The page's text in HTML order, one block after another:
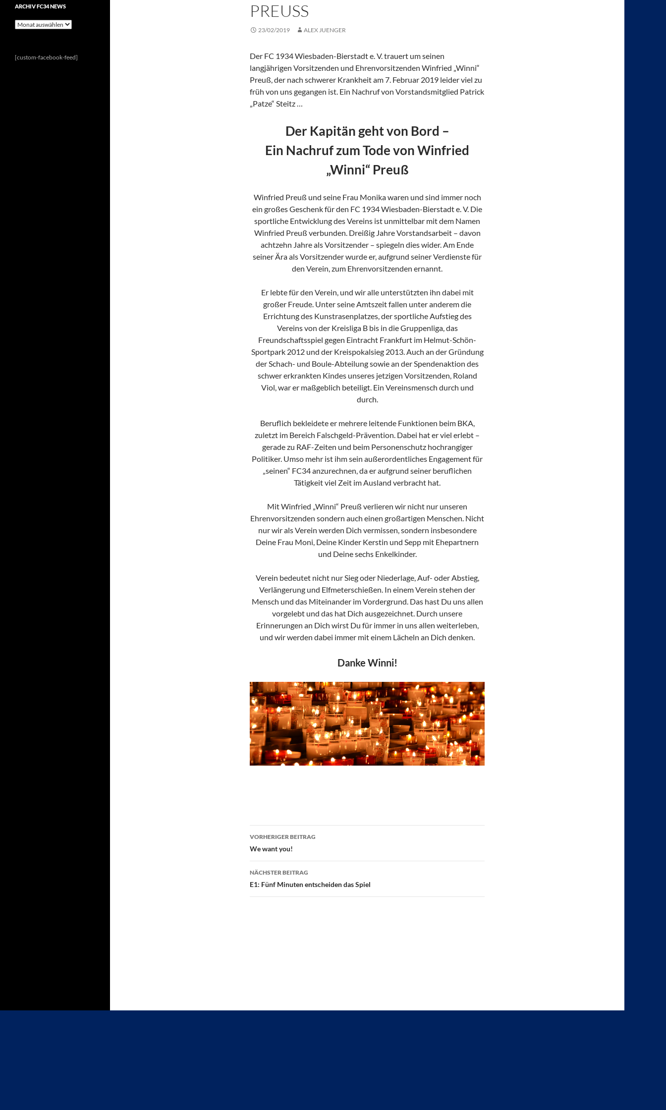
PREUSS
23/02/2019 ALEX JUENGER
Der FC 1934 Wiesbaden-Bierstadt e. V. trauert um seinen
langjährigen Vorsitzenden und Ehrenvorsitzenden Winfried „Winni“
Preuß, der nach schwerer Krankheit am 7. Februar 2019 leider viel zu
früh von uns gegangen ist. Ein Nachruf von Vorstandsmitglied Patrick
„Patze“ Steitz …
Der Kapitän geht von Bord –
Ein Nachruf zum Tode von Winfried
„Winni“ Preuß
Winfried Preuß und seine Frau Monika waren und sind immer noch
ein großes Geschenk für den FC 1934 Wiesbaden-Bierstadt e. V. Die
sportliche Entwicklung des Vereins ist unmittelbar mit dem Namen
Winfried Preuß verbunden. Dreißig Jahre Vorstandsarbeit – davon
achtzehn Jahre als Vorsitzender – spiegeln dies wider. Am Ende
seiner Ära als Vorsitzender wurde er, aufgrund seiner Verdienste für
den Verein, zum Ehrenvorsitzenden ernannt.
Er lebte für den Verein, und wir alle unterstützten ihn dabei mit
großer Freude. Unter seine Amtszeit fallen unter anderem die
Errichtung des Kunstrasenplatzes, der sportliche Aufstieg des
Vereins von der Kreisliga B bis in die Gruppenliga, das
Freundschaftsspiel gegen Eintracht Frankfurt im Helmut-Schön-
Sportpark 2012 und der Kreispokalsieg 2013. Auch an der Gründung
der Schach- und Boule-Abteilung sowie an der Spendenaktion des
schwer erkrankten Kindes unseres jetzigen Vorsitzenden, Roland
Viol, war er maßgeblich beteiligt. Ein Vereinsmensch durch und
durch.
Beruflich bekleidete er mehrere leitende Funktionen beim BKA,
zuletzt im Bereich Falschgeld-Prävention. Dabei hat er viel erlebt –
gerade zu RAF-Zeiten und beim Personenschutz hochrangiger
Politiker. Umso mehr ist ihm sein außerordentliches Engagement für
„seinen“ FC34 anzurechnen, da er aufgrund seiner beruflichen
Tätigkeit viel Zeit im Ausland verbracht hat.
Mit Winfried „Winni“ Preuß verlieren wir nicht nur unseren
Ehrenvorsitzenden sondern auch einen großartigen Menschen. Nicht
nur wir als Verein werden Dich vermissen, sondern insbesondere
Deine Frau Moni, Deine Kinder Kerstin und Sepp mit Ehepartnern
und Deine sechs Enkelkinder.
Verein bedeutet nicht nur Sieg oder Niederlage, Auf- oder Abstieg,
Verlängerung und Elfmeterschießen. In einem Verein stehen der
Mensch und das Miteinander im Vordergrund. Das hast Du uns allen
vorgelebt und das hat Dich ausgezeichnet. Durch unsere
Erinnerungen an Dich wirst Du für immer in uns allen weiterleben,
und wir werden dabei immer mit einem Lächeln an Dich denken.
Danke Winni!
Beitragsnavigation
VORHERIGER BEITRAG
We want you!
NÄCHSTER BEITRAG
E1: Fünf Minuten entscheiden das Spiel
ARCHIV FC34 NEWS
Archiv
[custom-facebook-feed]